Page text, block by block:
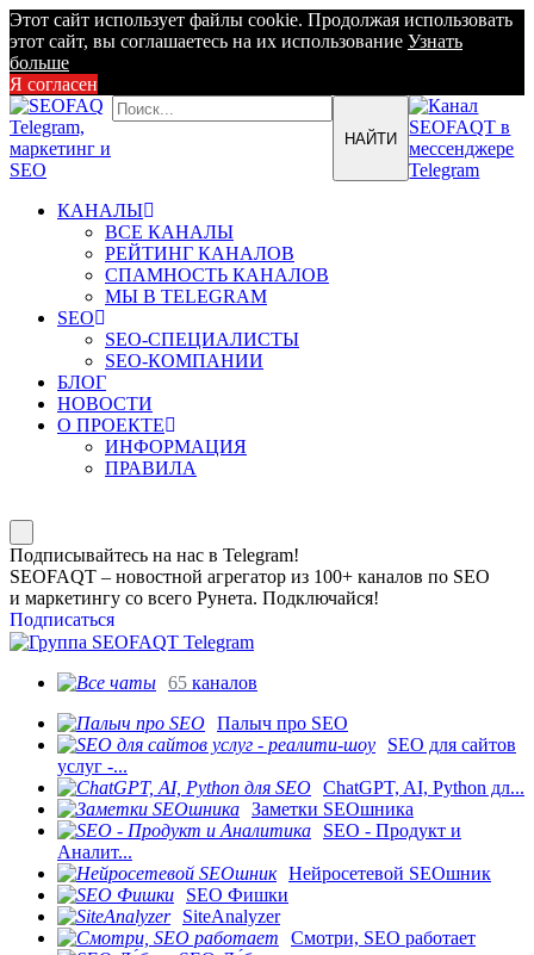
Этот сайт использует файлы cookie. Продолжая использовать
этот сайт, вы соглашаетесь на их использование Узнать
больше
Я согласен
КАНАЛЫ
ВСЕ КАНАЛЫ
РЕЙТИНГ КАНАЛОВ
СПАМНОСТЬ КАНАЛОВ
МЫ В TELEGRAM
SEO
SEO-СПЕЦИАЛИСТЫ
SEO-КОМПАНИИ
БЛОГ
НОВОСТИ
О ПРОЕКТЕ
ИНФОРМАЦИЯ
ПРАВИЛА
Подписывайтесь на нас в Telegram!
SEOFAQT – новостной агрегатор из 100+ каналов по SEO
и маркетингу со всего Рунета. Подключайся!
Подписаться
65 каналов
Палыч про SEO
SEO для сайтов
услуг -...
ChatGPT, AI, Python дл...
Заметки SEOшника
SEO - Продукт и
Аналит...
Нейросетевой SEOшник
SEO Фишки
SiteAnalyzer
Смотри, SEO работает